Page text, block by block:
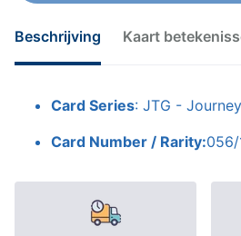
Beschrijving Kaart
Card Series: JTG -
Card Number / Rarity:056/